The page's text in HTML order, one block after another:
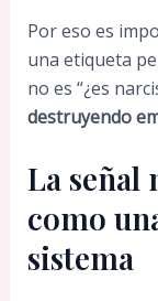
Por eso es
una etiqueta
no es “¿es
destruyendo
La señal
como
sistema